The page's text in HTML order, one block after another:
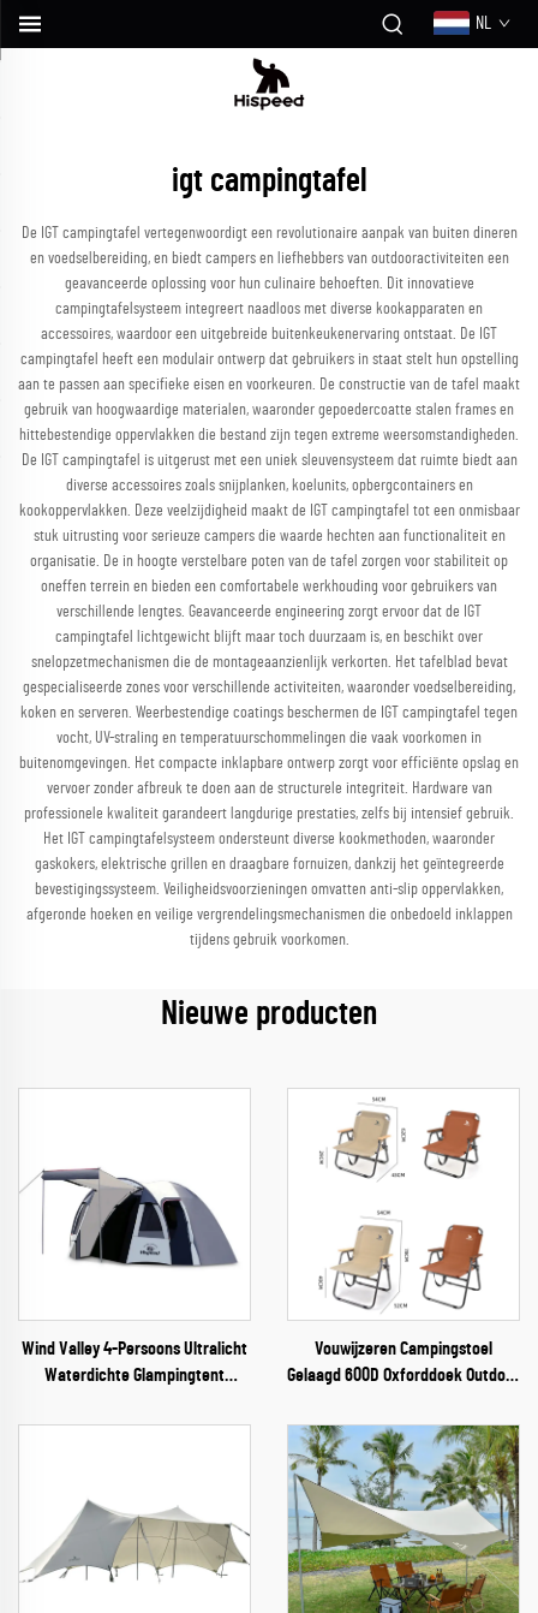
NL
igt campingtafel
De IGT campingtafel vertegenwoordigt een revolutionaire aanpak van buiten dineren
en voedselbereiding, en biedt campers en liefhebbers van outdooractiviteiten een
geavanceerde oplossing voor hun culinaire behoeften. Dit innovatieve
campingtafelsysteem integreert naadloos met diverse kookapparaten en
accessoires, waardoor een uitgebreide buitenkeukenervaring ontstaat. De IGT
campingtafel heeft een modulair ontwerp dat gebruikers in staat stelt hun opstelling
aan te passen aan specifieke eisen en voorkeuren. De constructie van de tafel maakt
gebruik van hoogwaardige materialen, waaronder gepoedercoatte stalen frames en
hittebestendige oppervlakken die bestand zijn tegen extreme weersomstandigheden.
De IGT campingtafel is uitgerust met een uniek sleuvensysteem dat ruimte biedt aan
diverse accessoires zoals snijplanken, koelunits, opbergcontainers en
kookoppervlakken. Deze veelzijdigheid maakt de IGT campingtafel tot een onmisbaar
stuk uitrusting voor serieuze campers die waarde hechten aan functionaliteit en
organisatie. De in hoogte verstelbare poten van de tafel zorgen voor stabiliteit op
oneffen terrein en bieden een comfortabele werkhouding voor gebruikers van
verschillende lengtes. Geavanceerde engineering zorgt ervoor dat de IGT
campingtafel lichtgewicht blijft maar toch duurzaam is, en beschikt over
snelopzetmechanismen die de montageaanzienlijk verkorten. Het tafelblad bevat
gespecialiseerde zones voor verschillende activiteiten, waaronder voedselbereiding,
koken en serveren. Weerbestendige coatings beschermen de IGT campingtafel tegen
vocht, UV-straling en temperatuurschommelingen die vaak voorkomen in
buitenomgevingen. Het compacte inklapbare ontwerp zorgt voor efficiënte opslag en
vervoer zonder afbreuk te doen aan de structurele integriteit. Hardware van
professionele kwaliteit garandeert langdurige prestaties, zelfs bij intensief gebruik.
Het IGT campingtafelsysteem ondersteunt diverse kookmethoden, waaronder
gaskokers, elektrische grillen en draagbare fornuizen, dankzij het geïntegreerde
bevestigingssysteem. Veiligheidsvoorzieningen omvatten anti-slip oppervlakken,
afgeronde hoeken en veilige vergrendelingsmechanismen die onbedoeld inklappen
tijdens gebruik voorkomen.
Nieuwe producten
Wind Valley 4-Persoons Ultralicht
Waterdichte Glampingtent
Vouwijzeren Campingstoel
Gelaagd 600D Oxforddoek Outdoor